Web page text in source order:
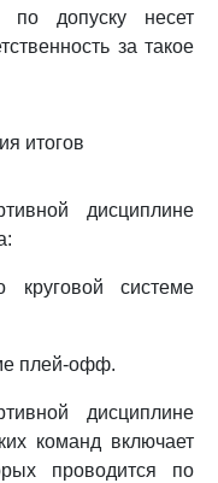
по допуску несет
за такое
итогов
дисциплине
системе
плей-офф.
дисциплине
команд включает
проводится по